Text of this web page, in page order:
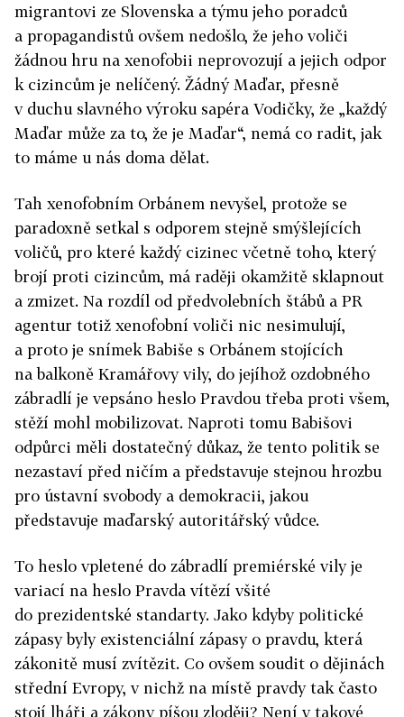
migrantovi ze Slovenska a týmu jeho poradců
a propagandistů ovšem nedošlo, že jeho voliči
žádnou hru na xenofobii neprovozují a jejich odpor
k cizincům je nelíčený. Žádný Maďar, přesně
v duchu slavného výroku sapéra Vodičky, že „každý
Maďar může za to, že je Maďar“, nemá co radit, jak
to máme u nás doma dělat.
Tah xenofobním Orbánem nevyšel, protože se
paradoxně setkal s odporem stejně smýšlejících
voličů, pro které každý cizinec včetně toho, který
brojí proti cizincům, má raději okamžitě sklapnout
a zmizet. Na rozdíl od předvolebních štábů a PR
agentur totiž xenofobní voliči nic nesimulují,
a proto je snímek Babiše s Orbánem stojících
na balkoně Kramářovy vily, do jejíhož ozdobného
zábradlí je vepsáno heslo Pravdou třeba proti všem,
stěží mohl mobilizovat. Naproti tomu Babišovi
odpůrci měli dostatečný důkaz, že tento politik se
nezastaví před ničím a představuje stejnou hrozbu
pro ústavní svobody a demokracii, jakou
představuje maďarský autoritářský vůdce.
To heslo vpletené do zábradlí premiérské vily je
variací na heslo Pravda vítězí všité
do prezidentské standarty. Jako kdyby politické
zápasy byly existenciální zápasy o pravdu, která
zákonitě musí zvítězit. Co ovšem soudit o dějinách
střední Evropy, v nichž na místě pravdy tak často
stojí lháři a zákony píšou zloději? Není v takové